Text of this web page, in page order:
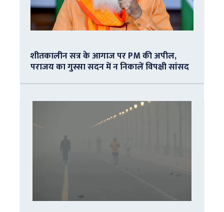
शीतकालीन सत्र के आगाज पर PM की अपील,
पराजय का गुस्सा सदन में न निकालें विपक्षी सांसद